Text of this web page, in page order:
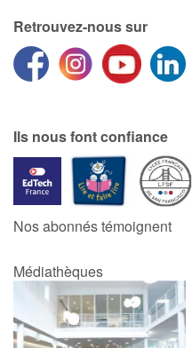
Retrouvez-nous sur
Ils nous font confiance
Nos abonnés témoignent
Médiathèques